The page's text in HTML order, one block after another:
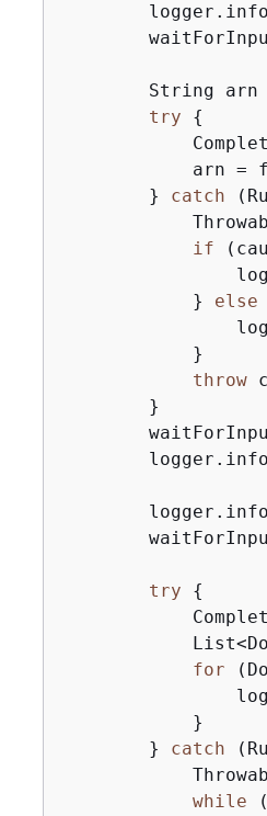
String arn
try
{
arn =
        }
catch
if
            }
else
            }
throw
        }
try
{
for
            }
        }
catch
while